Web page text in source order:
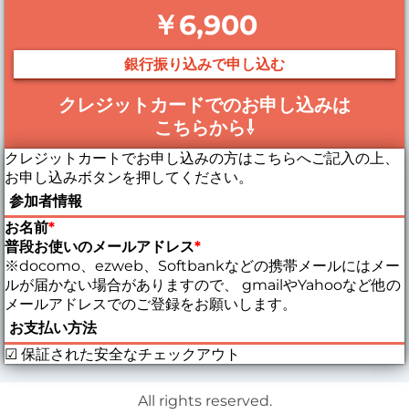
￥6,900
銀行振り込みで申し込む
クレジットカードでのお申し込みは
こちらから⇩
クレジットカートでお申し込みの方はこちらへご記入の上、
お申し込みボタンを押してください。
参加者情報
お名前*
普段お使いのメールアドレス*
※docomo、ezweb、Softbankなどの携帯メールにはメー
ルが届かない場合がありますので、 gmailやYahooなど他の
メールアドレスでのご登録をお願いします。
お支払い方法
☑ 保証された安全なチェックアウト
All rights reserved.